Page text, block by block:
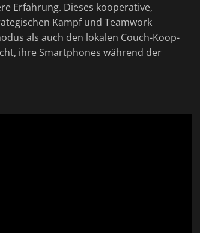
Erfahrung. Dieses kooperative,
Kampf und Teamwork
als auch den lokalen Couch-Koop-
ihre Smartphones während der